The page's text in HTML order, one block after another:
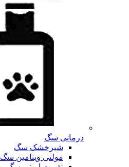
درمانی سگ
شیرخشک سگ
مولتی ویتامین سگ